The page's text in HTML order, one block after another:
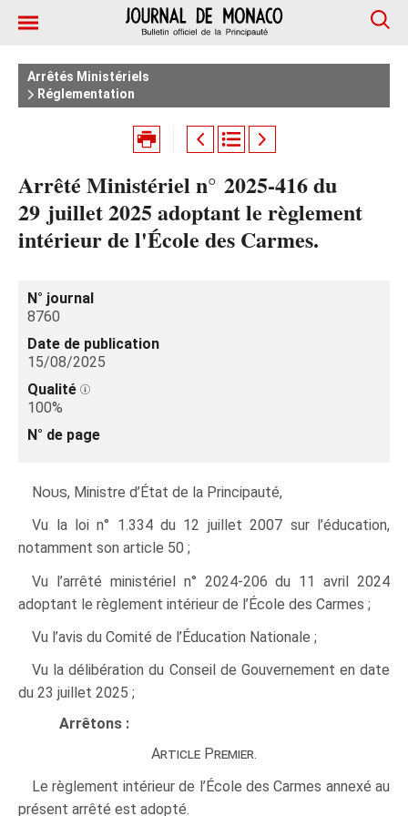
Arrêtés Ministériels
Réglementation
Arrêté Ministériel n° 2025‑416 du
29 juillet 2025 adoptant le règlement
intérieur de l'École des Carmes.
N° journal
8760
Date de publication
15/08/2025
Qualité
100%
N° de page
Nous, Ministre d’État de la Principauté,
Vu la loi n° 1.334 du 12 juillet 2007 sur l’éducation,
notamment son article 50 ;
Vu l’arrêté ministériel n° 2024‑206 du 11 avril 2024
adoptant le règlement intérieur de l’École des Carmes ;
Vu l’avis du Comité de l’Éducation Nationale ;
Vu la délibération du Conseil de Gouvernement en date
du 23 juillet 2025 ;
Arrêtons :
Article Premier.
Le règlement intérieur de l’École des Carmes annexé au
présent arrêté est adopté.